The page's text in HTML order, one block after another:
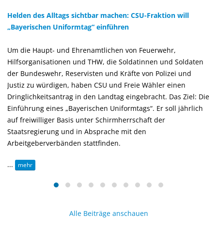
Helden des Alltags sichtbar machen: CSU-Fraktion will
Bayerischen Uniformtag“ einführen
Um die Haupt- und Ehrenamtlichen von Feuerwehr,
Hilfsorganisationen und THW, die Soldatinnen und Soldaten
der Bundeswehr, Reservisten und Kräfte von Polizei und
Justiz zu würdigen, haben CSU und Freie Wähler einen
Dringlichkeitsantrag in den Landtag eingebracht. Das Ziel: Die
Einführung eines „Bayerischen Uniformtags“. Er soll jährlich
auf freiwilliger Basis unter Schirmherrschaft der
Staatsregierung und in Absprache mit den
Arbeitgeberverbänden stattfinden.
... mehr
Alle Beiträge anschauen